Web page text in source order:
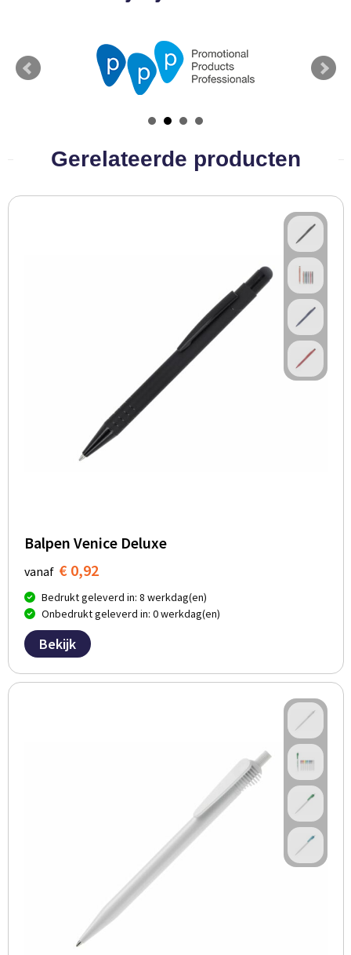
Gerelateerde producten
Balpen Venice Deluxe
vanaf € 0,92
Bedrukt geleverd in: 8 werkdag(en)
Onbedrukt geleverd in: 0 werkdag(en)
Bekijk